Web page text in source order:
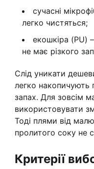
сучасні
легко чистяться;
екошкіра (PU)
не має різкого
Слід уникати
легко накопичують
запах. Для зовсім
використовувати
Тоді плями від
пролитого соку не
Критерії